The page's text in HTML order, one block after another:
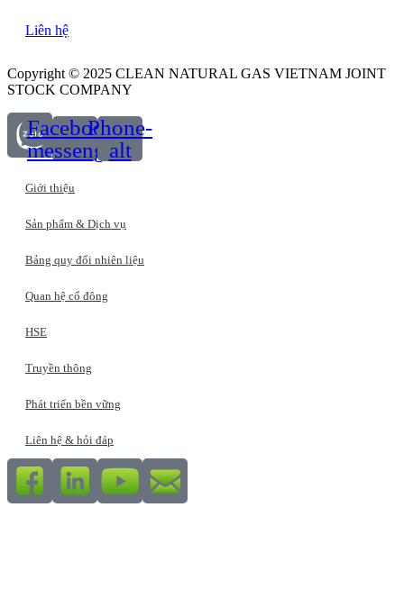
Liên hệ
Copyright © 2025 CLEAN NATURAL GAS VIETNAM JOINT
STOCK COMPANY
Facebook-
messenger
Phone-
alt
Giới thiệu
Sản phẩm & Dịch vụ
Bảng quy đổi nhiên liệu
Quan hệ cổ đông
HSE
Truyền thông
Phát triển bền vững
Liên hệ & hỏi đáp